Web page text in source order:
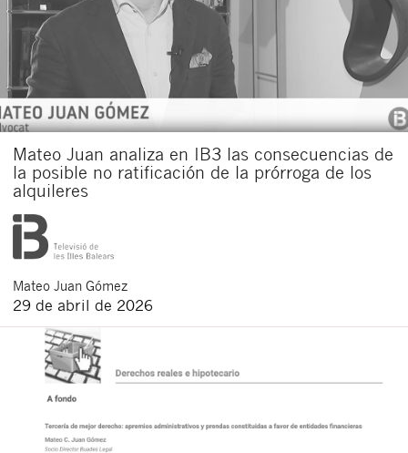
Mateo Juan analiza en IB3 las consecuencias de
la posible no ratificación de la prórroga de los
alquileres
Mateo Juan Gómez
29 de abril de 2026